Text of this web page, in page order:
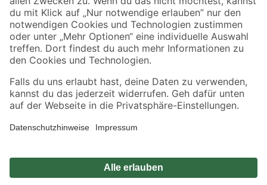
Jetzt die toom-App herunterladen
Alle Preisangaben in EUR inkl. gesetzl. MwSt.. Die dargestellten Angebote sind unter
Umständen nicht in allen Märkten verfügbar. Die angegebenen Verfügbarkeiten beziehen
Produkte nur solange der Vorrat reicht.
*Paketversand ab 59 € versandkostenfrei, gilt nicht für Artikel mit Speditionsversand, hier
Privatsphäre Impressum
Nutzungsbedingungen
Widerrufsrecht Vertrag widerrufen